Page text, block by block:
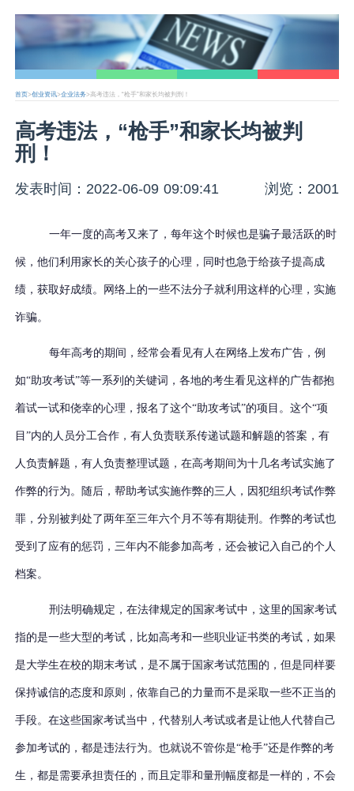
首页>创业资讯>企业法务>高考违法，“枪手”和家长均被判刑！
高考违法，“枪手”和家长均被判
刑！
发表时间：2022-06-09 09:09:41 浏览：2001
一年一度的高考又来了，每年这个时候也是骗子最活跃的时
候，他们利用家长的关心孩子的心理，同时也急于给孩子提高成
绩，获取好成绩。网络上的一些不法分子就利用这样的心理，实施
诈骗。
每年高考的期间，经常会看见有人在网络上发布广告，例
如“助攻考试”等一系列的关键词，各地的考生看见这样的广告都抱
着试一试和侥幸的心理，报名了这个“助攻考试”的项目。这个“项
目”内的人员分工合作，有人负责联系传递试题和解题的答案，有
人负责解题，有人负责整理试题，在高考期间为十几名考试实施了
作弊的行为。随后，帮助考试实施作弊的三人，因犯组织考试作弊
罪，分别被判处了两年至三年六个月不等有期徒刑。作弊的考试也
受到了应有的惩罚，三年内不能参加高考，还会被记入自己的个人
档案。
刑法明确规定，在法律规定的国家考试中，这里的国家考试
指的是一些大型的考试，比如高考和一些职业证书类的考试，如果
是大学生在校的期末考试，是不属于国家考试范围的，但是同样要
保持诚信的态度和原则，依靠自己的力量而不是采取一些不正当的
手段。在这些国家考试当中，代替别人考试或者是让他人代替自己
参加考试的，都是违法行为。也就说不管你是“枪手”还是作弊的考
生，都是需要承担责任的，而且定罪和量刑幅度都是一样的，不会